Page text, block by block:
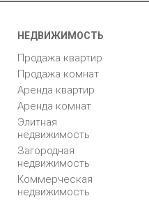
НЕДВИЖИМОСТЬ
Продажа квартир
Продажа комнат
Аренда квартир
Аренда комнат
Элитная
недвижимость
Загородная
недвижимость
Коммерческая
недвижимость